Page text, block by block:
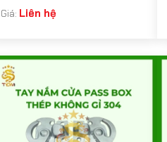
Giá: Liên hệ